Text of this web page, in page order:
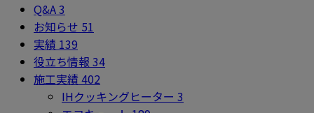
Q&A3
お知らせ 51
実績 139
役立ち情報 34
施工実績402
IHクッキングヒーター 3